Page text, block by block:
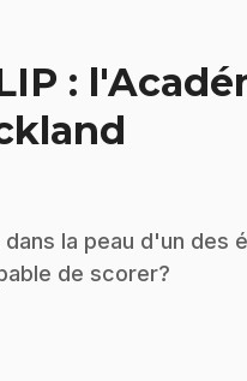
:
dans la peau d'un
de scorer?